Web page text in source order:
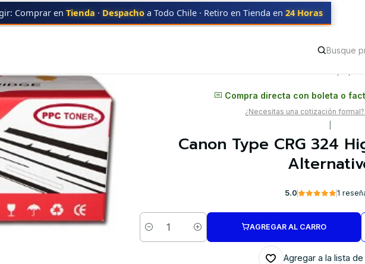
Comprar en Tienda · Despacho a Todo Chile · Retiro en Tienda en 24 Horas
CRG324 Canon Type CRG 324 High Yield | Toner Alternativo
Compra directa con boleta o
¿Necesitas una cotización
Canon Type CRG 324
5.0 1
Cantidad
AGREGAR AL CARRO
Agregar a la lista